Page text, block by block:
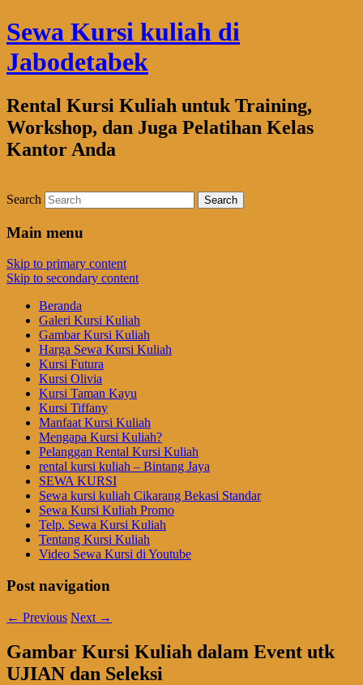
Sewa Kursi kuliah di
Jabodetabek
Rental Kursi Kuliah untuk Training,
Workshop, dan Juga Pelatihan Kelas
Kantor Anda
Search
Main menu
Skip to primary content
Skip to secondary content
Beranda
Galeri Kursi Kuliah
Gambar Kursi Kuliah
Harga Sewa Kursi Kuliah
Kursi Futura
Kursi Olivia
Kursi Taman Kayu
Kursi Tiffany
Manfaat Kursi Kuliah
Mengapa Kursi Kuliah?
Pelanggan Rental Kursi Kuliah
rental kursi kuliah – Bintang Jaya
SEWA KURSI
Sewa kursi kuliah Cikarang Bekasi Standar
Sewa Kursi Kuliah Promo
Telp. Sewa Kursi Kuliah
Tentang Kursi Kuliah
Video Sewa Kursi di Youtube
Post navigation
← Previous Next →
Gambar Kursi Kuliah dalam Event utk
UJIAN dan Seleksi